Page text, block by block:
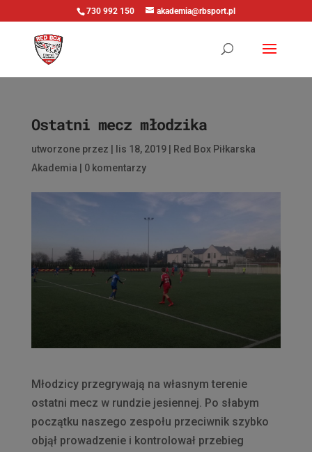
730 992 150 akademia@rbsport.pl
Ostatni mecz młodzika
utworzone przez lis 18, 2019|
Red Box Piłkarska
Akademia
0 komentarzy
Młodzicy przegrywają na własnym terenie
ostatni mecz w rundzie jesiennej. Po słabym
początku naszego zespołu przeciwnik szybko
objął prowadzenie i kontrolował przebieg